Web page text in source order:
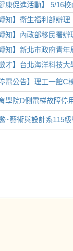
健康促進活動】 5/16
轉知】衛生福利部辦
轉知】內政部移民署
轉知】新北市政府青
徵才】台北海洋科技
停電公告】理工一館C
學院D側電梯故障停
~藝術與設計系115